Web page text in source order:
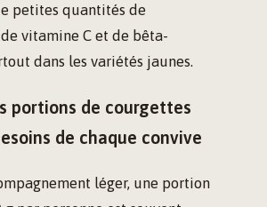
petites quantités de
vitamine C et de bêta-
dans les variétés jaunes.
portions de courgettes
de chaque convive
léger, une portion